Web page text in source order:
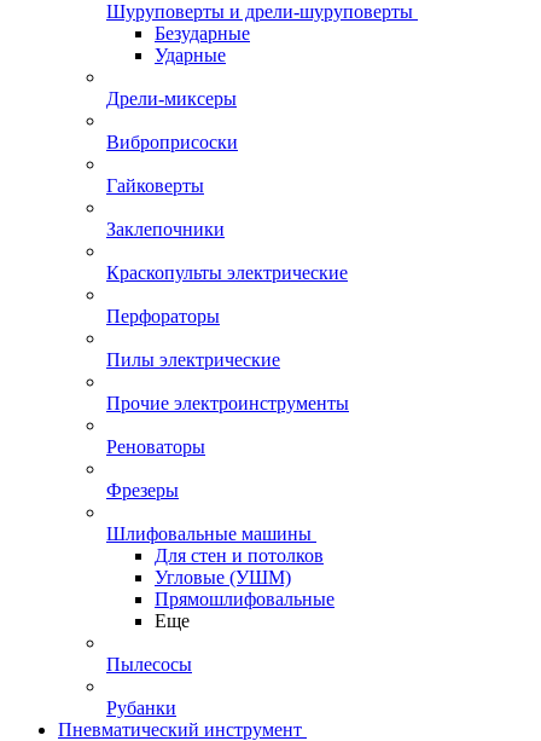
Шуруповерты и дрели-шуруповерты
Безударные
Ударные
Дрели-миксеры
Виброприсоски
Гайковерты
Заклепочники
Краскопульты электрические
Перфораторы
Пилы электрические
Прочие электроинструменты
Реноваторы
Фрезеры
Шлифовальные машины
Для стен и потолков
Угловые (УШМ)
Прямошлифовальные
Еще
Пылесосы
Рубанки
Пневматический инструмент